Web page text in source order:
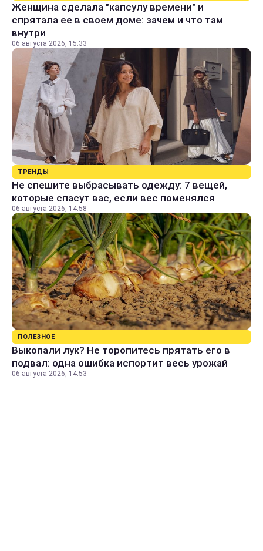
Женщина сделала "капсулу времени" и
спрятала ее в своем доме: зачем и что там
внутри
06 августа 2026, 15:33
ТРЕНДЫ
Не спешите выбрасывать одежду: 7 вещей,
которые спасут вас, если вес поменялся
06 августа 2026, 14:58
ПОЛЕЗНОЕ
Выкопали лук? Не торопитесь прятать его в
подвал: одна ошибка испортит весь урожай
06 августа 2026, 14:53